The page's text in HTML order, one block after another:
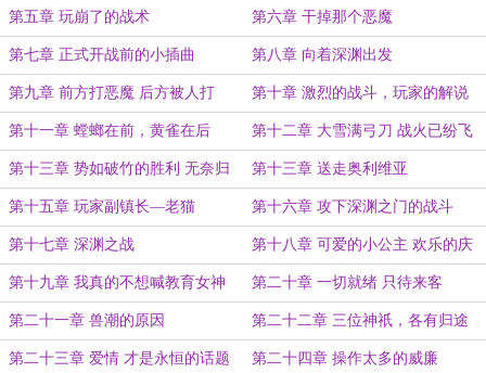
第五章 玩崩了的战术 第六章 干掉那个恶魔
第七章 正式开战前的小插曲 第八章 向着深渊出发
第九章 前方打恶魔 后方被人打 第十章 激烈的战斗，玩家的解说
第十一章 螳螂在前，黄雀在后 第十二章 大雪满弓刀 战火已纷飞
第十三章 势如破竹的胜利 无奈归
家的希尔
第十三章 送走奥利维亚
第十五章 玩家副镇长—老猫 第十六章 攻下深渊之门的战斗
第十七章 深渊之战 第十八章 可爱的小公主 欢乐的庆
功会
第十九章 我真的不想喊教育女神 第二十章 一切就绪 只待来客
第二十一章 兽潮的原因 第二十二章 三位神祇，各有归途
第二十三章 爱情 才是永恒的话题 第二十四章 操作太多的威廉